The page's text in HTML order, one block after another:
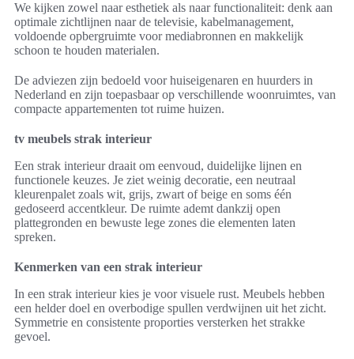
We kijken zowel naar esthetiek als naar functionaliteit: denk aan
optimale zichtlijnen naar de televisie, kabelmanagement,
voldoende opbergruimte voor mediabronnen en makkelijk
schoon te houden materialen.
De adviezen zijn bedoeld voor huiseigenaren en huurders in
Nederland en zijn toepasbaar op verschillende woonruimtes, van
compacte appartementen tot ruime huizen.
tv meubels strak interieur
Een strak interieur draait om eenvoud, duidelijke lijnen en
functionele keuzes. Je ziet weinig decoratie, een neutraal
kleurenpalet zoals wit, grijs, zwart of beige en soms één
gedoseerd accentkleur. De ruimte ademt dankzij open
plattegronden en bewuste lege zones die elementen laten
spreken.
Kenmerken van een strak interieur
In een strak interieur kies je voor visuele rust. Meubels hebben
een helder doel en overbodige spullen verdwijnen uit het zicht.
Symmetrie en consistente proporties versterken het strakke
gevoel.